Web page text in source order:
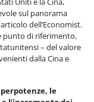
sul panorama
dell’Economist.
punto di riferimento,
– del valore
dalla Cina e
le